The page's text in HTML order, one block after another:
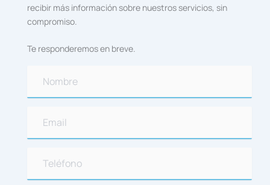
recibir más información sobre nuestros servicios, sin
compromiso.
Te responderemos en breve.